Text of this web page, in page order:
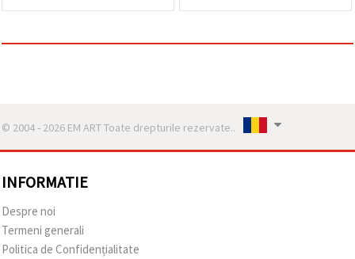
© 2004 - 2026 EM ART Toate drepturile rezervate..
INFORMATIE
Despre noi
Termeni generali
Politica de Confidențialitate